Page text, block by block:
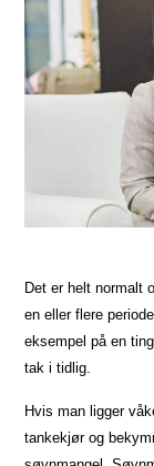
Det er helt normalt
en eller flere
eksempel på en
tak i tidlig.
Hvis man ligger
tankekjør og